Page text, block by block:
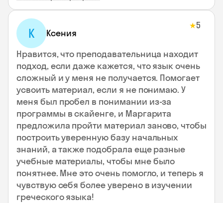
К Ксения
★5
Нравится, что преподавательница находит
подход, если даже кажется, что язык очень
сложный и у меня не получается. Помогает
усвоить материал, если я не понимаю. У
меня был пробел в понимании из-за
программы в скайенге, и Маргарита
предложила пройти материал заново, чтобы
построить уверенную базу начальных
знаний, а также подобрала еще разные
учебные материалы, чтобы мне было
понятнее. Мне это очень помогло, и теперь я
чувствую себя более уверено в изучении
греческого языка!